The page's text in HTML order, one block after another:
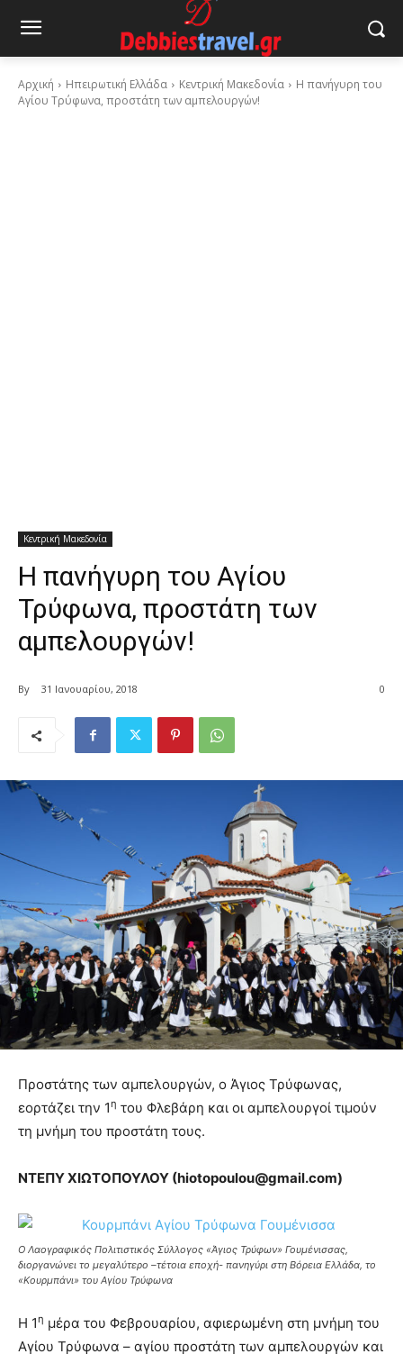
Αρχική Ηπειρωτική Ελλάδα Κεντρική Μακεδονία
Η πανήγυρη του
Αγίου Τρύφωνα, προστάτη των αμπελουργών!
Κεντρική Μακεδονία
Η πανήγυρη του Αγίου
Τρύφωνα, προστάτη των
αμπελουργών!
By 31 Ιανουαρίου, 2018 0
Προστάτης των αμπελουργών, ο Άγιος Τρύφωνας,
εορτάζει την 1η του Φλεβάρη και οι αμπελουργοί τιμούν
τη μνήμη του προστάτη τους.
ΝΤΕΠΥ ΧΙΩΤΟΠΟΥΛΟΥ (hiotopoulou@gmail.com)
Ο Λαογραφικός Πολιτιστικός Σύλλογος «Άγιος Τρύφων» Γουμένισσας,
διοργανώνει το μεγαλύτερο –τέτοια εποχή- πανηγύρι στη Βόρεια Ελλάδα, το
«Κουρμπάνι» του Αγίου Τρύφωνα
Η 1η μέρα του Φεβρουαρίου, αφιερωμένη στη μνήμη του
Αγίου Τρύφωνα – αγίου προστάτη των αμπελουργών και